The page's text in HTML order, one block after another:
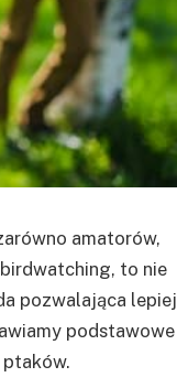
amatorów,
to nie
pozwalająca lepiej
podstawowe